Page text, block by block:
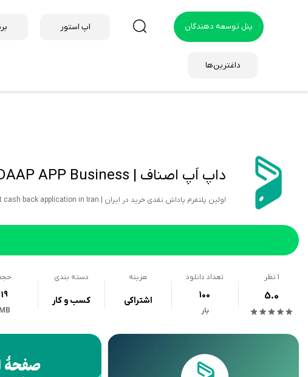
پنل توسعه دهندگان اپ استور
داغترین‌ها
داپ اَپ اصناف | DAAP APP Business
اولین پلتفرم پاداش نقدی خرید در ایران | Daap App is the first cash back application in Iran
1 نظر
5.0
تعداد دانلود
100
بار
هزینه
اشتراکی
دسته بندی
کسب و کار 19
MB